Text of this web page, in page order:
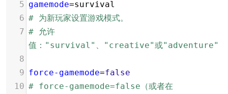
5 gamemode=survival
6 # 为新玩家设置游戏模式。
7 # 允许
值："survival"、"creative"或"adventure"
8
9 force-gamemode=false
10 # force-gamemode=false（或者在